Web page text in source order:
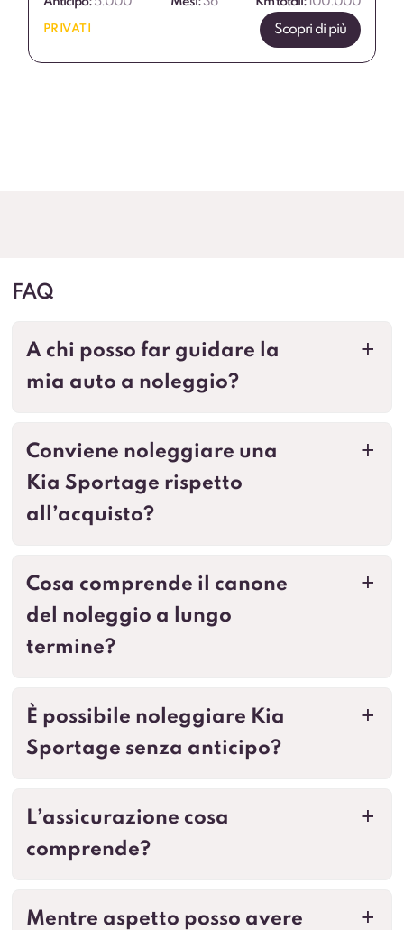
PRIVATI Scopri di più
FAQ
a
A chi posso far guidare la
mia auto a noleggio?
a
Conviene noleggiare una
Kia Sportage rispetto
all’acquisto?
a
Cosa comprende il canone
del noleggio a lungo
termine?
a
È possibile noleggiare Kia
Sportage senza anticipo?
a
L’assicurazione cosa
comprende?
a
Mentre aspetto posso avere